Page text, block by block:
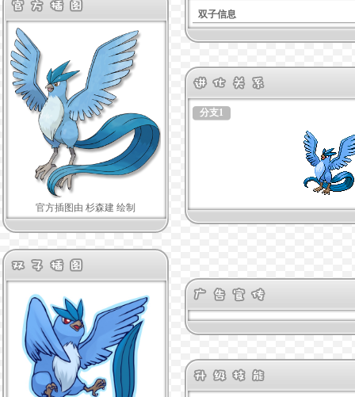
官方插图由 杉森建 绘制
双子信息
分支1